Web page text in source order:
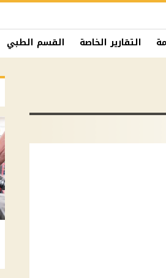
التقارير الخاصة القسم الطبي